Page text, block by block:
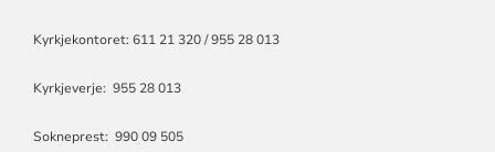
Kyrkjekontoret: 611 21 320 / 955 28 013
Kyrkjeverje: 955 28 013
Sokneprest: 990 09 505